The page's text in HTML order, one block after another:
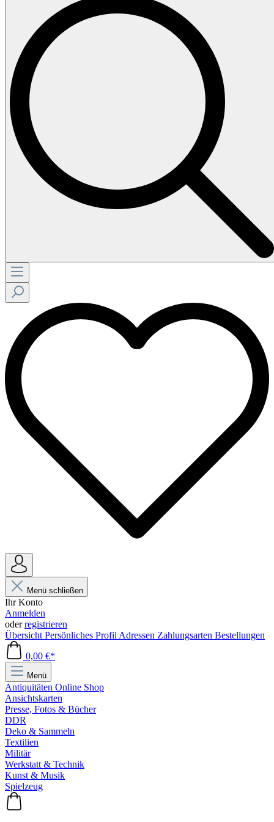
Menü schließen
Ihr Konto
Anmelden
oderregistrieren
Übersicht Persönliches Profil Adressen Zahlungsarten Bestellungen
0,00 €*
Menü
Antiquitäten Online Shop
Ansichtskarten
Presse, Fotos & Bücher
DDR
Deko & Sammeln
Textilien
Militär
Werkstatt & Technik
Kunst & Musik
Spielzeug